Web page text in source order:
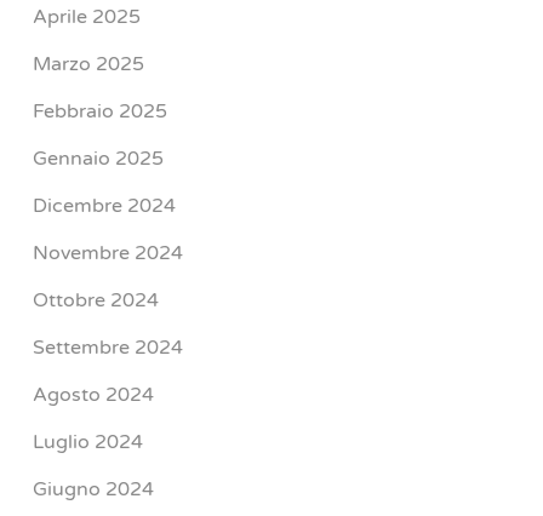
Aprile 2025
Marzo 2025
Febbraio 2025
Gennaio 2025
Dicembre 2024
Novembre 2024
Ottobre 2024
Settembre 2024
Agosto 2024
Luglio 2024
Giugno 2024